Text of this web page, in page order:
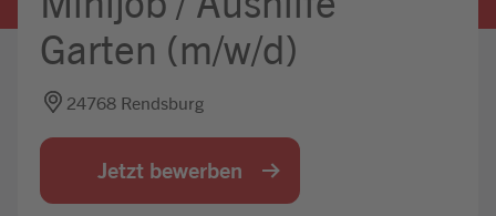
Garten (m/w/d)
24768 Rendsburg
Jetzt bewerben